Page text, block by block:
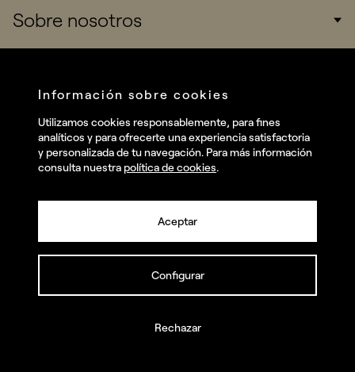
Startups
Work
All projects
Sobre nosotros
Services
Talent
Contact
Linkedin
Youtube
Información sobre cookies
Utilizamos cookies responsablemente, para fines
analíticos y para ofrecerte una experiencia satisfactoria
y personalizada de tu navegación. Para más información
consulta nuestra política de cookies.
Aceptar
Configurar
Rechazar